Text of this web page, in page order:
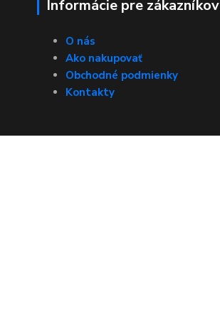
Informácie pre zákazníkov
O nás
Ako nakupovať
Obchodné podmienky
Kontakty